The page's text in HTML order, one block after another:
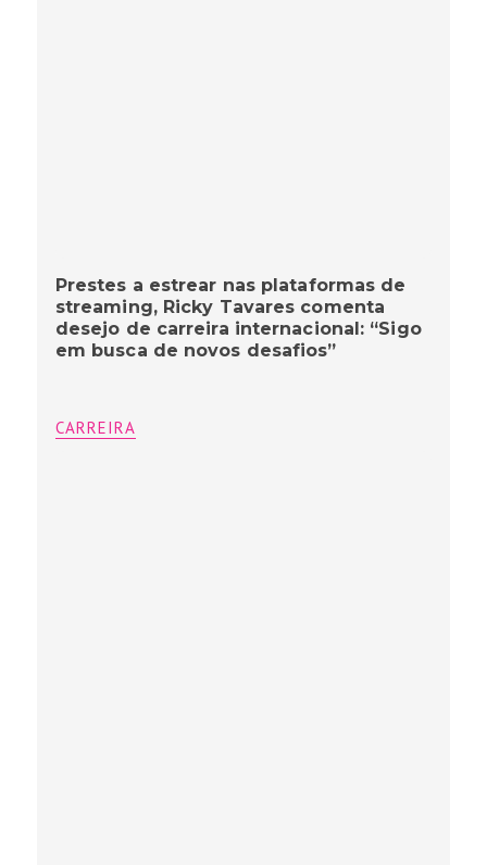
Prestes a estrear nas plataformas de
streaming, Ricky Tavares comenta
desejo de carreira internacional: “Sigo
em busca de novos desafios”
CARREIRA